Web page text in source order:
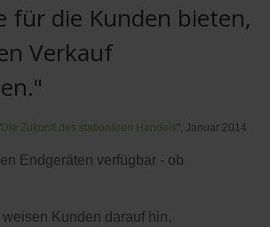
für die Kunden bieten,
Verkauf
Die Zukunft des stationären Handels ", Januar 2014
Endgeräten verfügbar - ob
weisen Kunden darauf hin,